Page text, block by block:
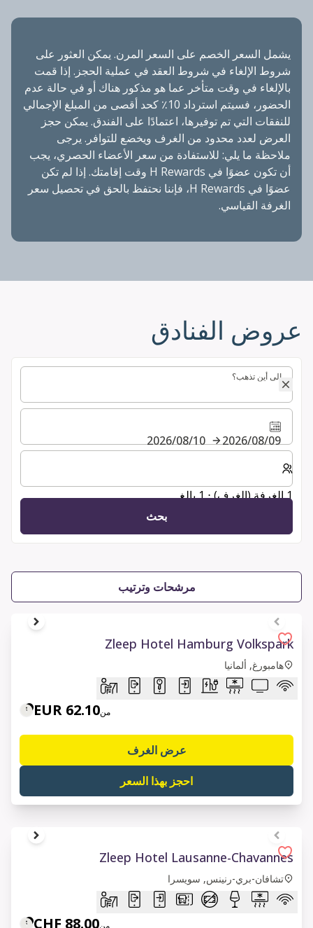
يشمل السعر الخصم على السعر المرن. يمكن العثور على
شروط الإلغاء في شروط العقد في عملية الحجز. إذا قمت
بالإلغاء في وقت متأخر عما هو مذكور هناك أو في حالة عدم
الحضور، فسيتم استرداد 10٪ كحد أقصى من المبلغ الإجمالي
للنفقات التي تم توفيرها، اعتمادًا على الفندق. يمكن حجز
العرض لعدد محدود من الغرف ويخضع للتوافر. يرجى
ملاحظة ما يلي: للاستفادة من سعر الأعضاء الحصري، يجب
أن تكون عضوًا في H Rewards وقت إقامتك. إذا لم تكن
عضوًا في H Rewards، فإننا نحتفظ بالحق في تحصيل سعر
الغرفة القياسي.
عروض الفنادق
إلى أين تذهب؟
إلى أين تذهب؟
09‏/08‏/2026
10‏/08‏/2026
حدد عدد الغرف والضيوف لإقامتك
1 الغرفة (الغرف) ⋅ 1 بالغ
بحث
مرشحات وترتيب
1 of 6
Zleep Hotel Hamburg Volkspark
هامبورغ, ألمانيا
من62.10 EUR
عرض الغرف
احجز بهذا السعر
1 of 8
Zleep Hotel Lausanne-Chavannes
تشافان-بري-رنينس, سويسرا
من88.00 CHF